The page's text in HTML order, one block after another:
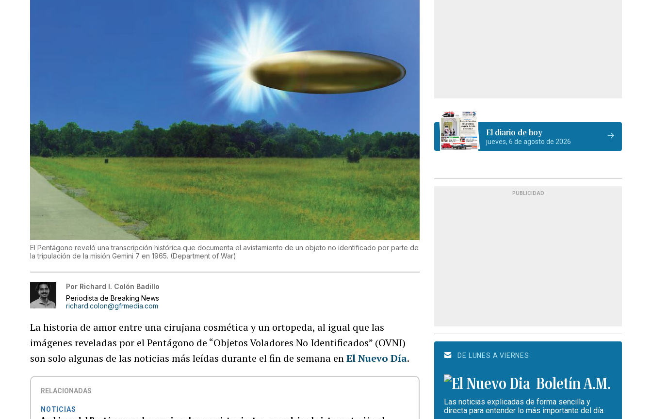
El Pentágono reveló una transcripción histórica que documenta el avistamiento de un objeto no identificado por parte de
la tripulación de la misión Gemini 7 en 1965. (Department of War)
Por Richard I. Colón Badillo
Periodista de Breaking News
richard.colon@gfrmedia.com
La historia de amor entre una cirujana cosmética y un ortopeda, al igual que las
imágenes reveladas por el Pentágono de “Objetos Voladores No Identificados” (OVNI)
son solo algunas de las noticias más leídas durante el fin de semana enEl Nuevo Día.
RELACIONADAS
NOTICIAS
El diario de hoy
jueves, 6 de agosto de 2026
PUBLICIDAD
DE LUNES A VIERNES
Boletín A.M.
Las noticias explicadas de forma sencilla y
directa para entender lo más importante del día.